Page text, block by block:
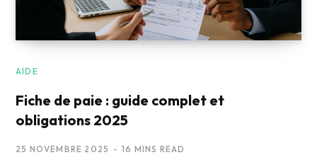
AIDE
Fiche de paie : guide complet et
obligations 2025
25 NOVEMBRE 2025 16 MINS READ